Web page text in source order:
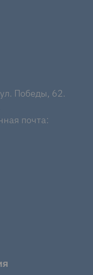
Победы, 62.
почта: